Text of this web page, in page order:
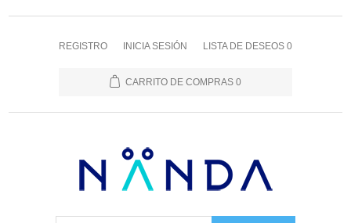
REGISTRO INICIA SESIÓN LISTA DE DESEOS 0
CARRITO DE COMPRAS 0